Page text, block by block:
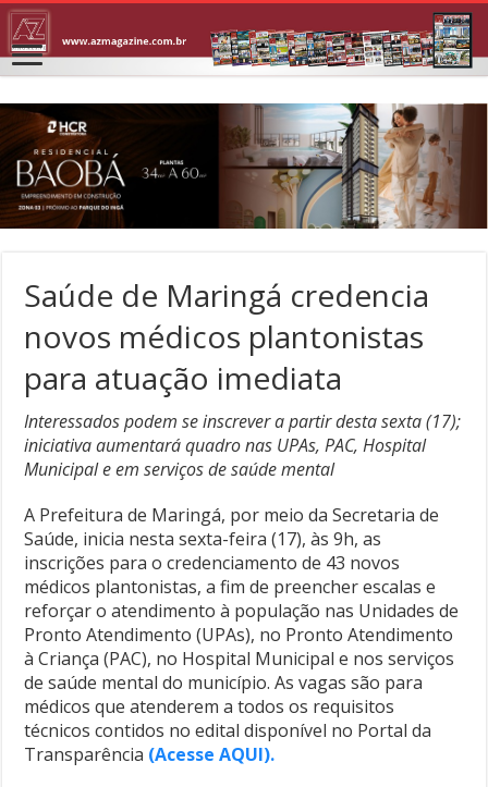
Saúde de Maringá credencia
novos médicos plantonistas
para atuação imediata
Interessados podem se inscrever a partir desta sexta (17);
iniciativa aumentará quadro nas UPAs, PAC, Hospital
Municipal e em serviços de saúde mental
A Prefeitura de Maringá, por meio da Secretaria de
Saúde, inicia nesta sexta-feira (17), às 9h, as
inscrições para o credenciamento de 43 novos
médicos plantonistas, a fim de preencher escalas e
reforçar o atendimento à população nas Unidades de
Pronto Atendimento (UPAs), no Pronto Atendimento
à Criança (PAC), no Hospital Municipal e nos serviços
de saúde mental do município. As vagas são para
médicos que atenderem a todos os requisitos
técnicos contidos no edital disponível no Portal da
Transparência (Acesse AQUI).